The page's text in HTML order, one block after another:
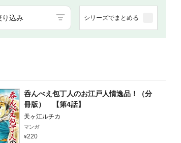
り込み シリーズでまとめる
呑んべえ包丁人のお江戸人情逸品！（分
冊版） 【第4話】
天ヶ江ルチカ
マンガ
220